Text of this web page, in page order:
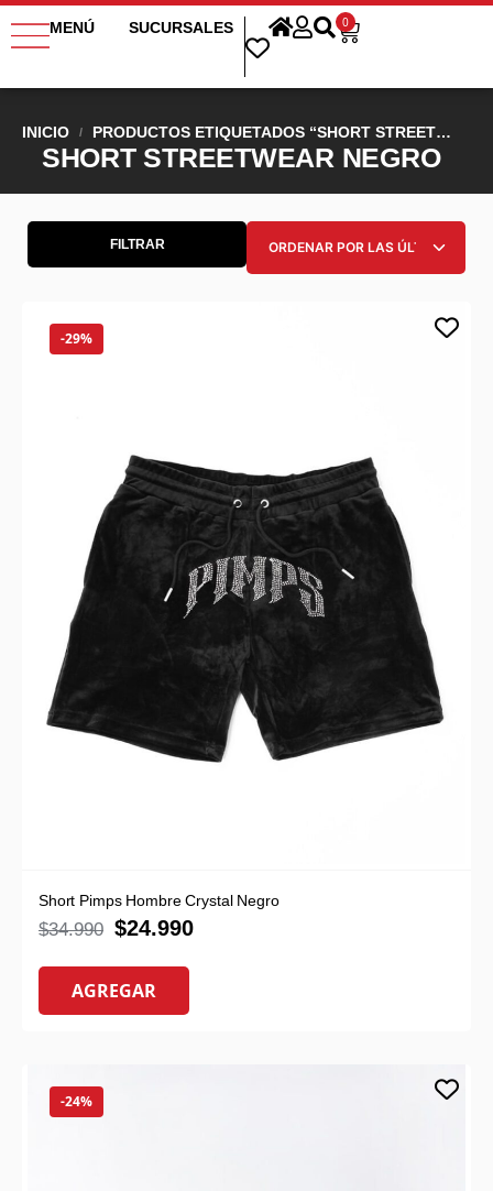
MENÚ SUCURSALES 0
INICIO / PRODUCTOS ETIQUETADOS “SHORT STREETWEAR NEGRO”
SHORT STREETWEAR NEGRO
FILTRAR
-29%
Short Pimps Hombre Crystal Negro
$34.990 $24.990
AGREGAR
-24%